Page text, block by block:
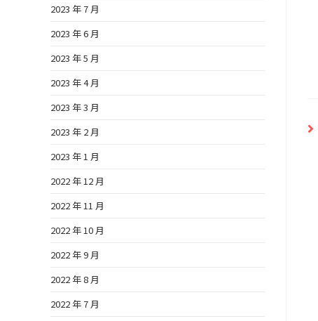
2023 年 7 月
2023 年 6 月
2023 年 5 月
2023 年 4 月
2023 年 3 月
2023 年 2 月
2023 年 1 月
2022 年 12 月
2022 年 11 月
2022 年 10 月
2022 年 9 月
2022 年 8 月
2022 年 7 月